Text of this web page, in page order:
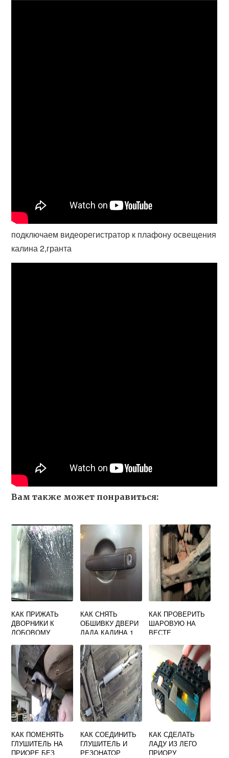
подключаем видеорегистратор к плафону освещения
калина 2,гранта
Вам также может понравиться:
КАК ПРИЖАТЬ
ДВОРНИКИ К
ЛОБОВОМУ
КАК СНЯТЬ
ОБШИВКУ ДВЕРИ
ЛАДА КАЛИНА 1
КАК ПРОВЕРИТЬ
ШАРОВУЮ НА
ВЕСТЕ
КАК ПОМЕНЯТЬ
ГЛУШИТЕЛЬ НА
ПРИОРЕ БЕЗ
КАК СОЕДИНИТЬ
ГЛУШИТЕЛЬ И
РЕЗОНАТОР
КАК СДЕЛАТЬ
ЛАДУ ИЗ ЛЕГО
ПРИОРУ